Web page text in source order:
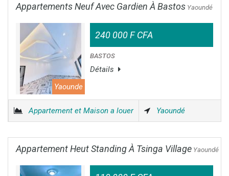
Appartements Neuf Avec Gardien À Bastos Yaoundé
Yaounde
240 000 F CFA
BASTOS
Détails
Appartement et Maison a louer Yaoundé
Appartement Heut Standing À Tsinga Village Yaoundé